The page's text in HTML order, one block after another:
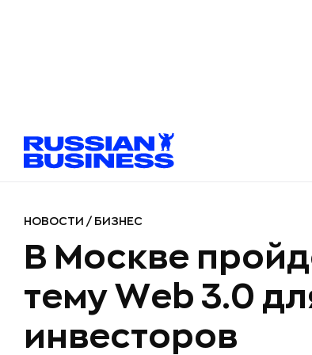
НОВОСТИ / БИЗНЕС
В Москве
тему Web 3.0
инвесторов